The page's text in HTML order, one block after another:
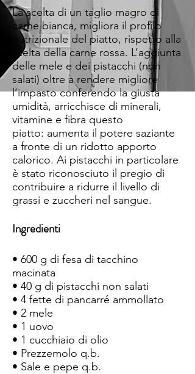
La scelta di un taglio magro di
carne bianca, migliora il profilo
nutrizionale del piatto, rispetto alla
scelta della carne rossa. L’aggiunta
delle mele e dei pistacchi (non
salati) oltre a rendere migliore
l’impasto conferendo la giusta
umidità, arricchisce di minerali,
vitamine e fibra questo
piatto: aumenta il potere saziante
a fronte di un ridotto apporto
calorico. Ai pistacchi in particolare
è stato riconosciuto il pregio di
contribuire a ridurre il livello di
grassi e zuccheri nel sangue.
Ingredienti
• 600 g di fesa di tacchino
macinata
• 40 g di pistacchi non salati
• 4 fette di pancarré ammollato
• 2 mele
• 1 uovo
• 1 cucchiaio di olio
• Prezzemolo q.b.
• Sale e pepe q.b.